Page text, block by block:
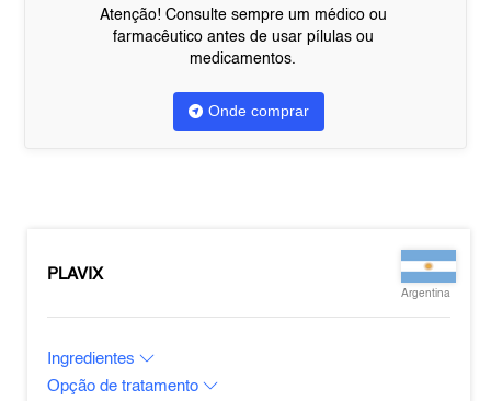
Atenção! Consulte sempre um médico ou
farmacêutico antes de usar pílulas ou
medicamentos.
Onde comprar
PLAVIX
Argentina
Ingredientes
Opção de tratamento